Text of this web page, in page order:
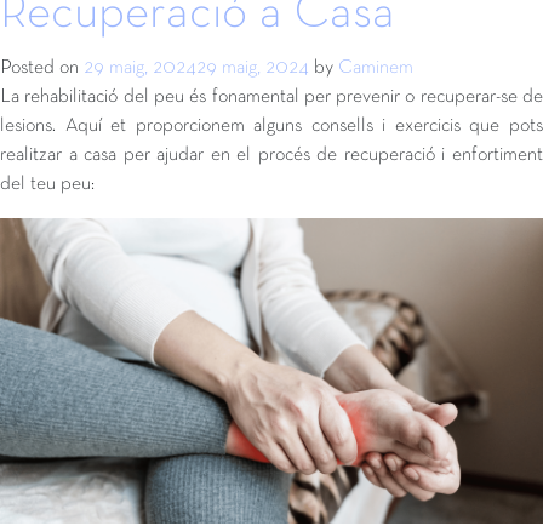
Recuperació a Casa
Posted on 29 maig, 202429 maig, 2024 by Caminem
La rehabilitació del peu és fonamental per prevenir o recuperar-se de
lesions. Aquí et proporcionem alguns consells i exercicis que pots
realitzar a casa per ajudar en el procés de recuperació i enfortiment
del teu peu: